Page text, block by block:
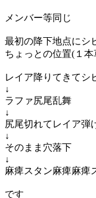
メンバー等同じ
最初の降下地点にシ
ちょっとの位置(１
レイア降りてきてシ
↓
ラファ尻尾乱舞
↓
尻尾切れてレイア弾
↓
そのまま穴落下
↓
麻痺スタン麻痺麻痺
です